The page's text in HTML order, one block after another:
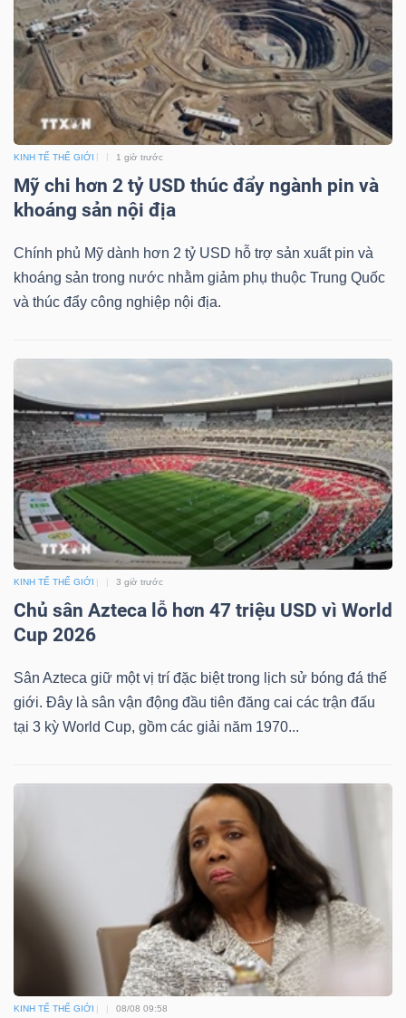
KINH TẾ THẾ GIỚI 1 giờ trước
Mỹ chi hơn 2 tỷ USD thúc đẩy ngành pin và
khoáng sản nội địa
Chính phủ Mỹ dành hơn 2 tỷ USD hỗ trợ sản xuất pin và
khoáng sản trong nước nhằm giảm phụ thuộc Trung Quốc
và thúc đẩy công nghiệp nội địa.
KINH TẾ THẾ GIỚI 3 giờ trước
Chủ sân Azteca lỗ hơn 47 triệu USD vì World
Cup 2026
Sân Azteca giữ một vị trí đặc biệt trong lịch sử bóng đá thế
giới. Đây là sân vận động đầu tiên đăng cai các trận đấu
tại 3 kỳ World Cup, gồm các giải năm 1970...
KINH TẾ THẾ GIỚI 08/08 09:58
YẾU
TIÊU
DÙNG
YẾU
CHĂM
SỨC
TÀI
CHÍNH
CÔNG
THÔNG
TIN
TIỆN